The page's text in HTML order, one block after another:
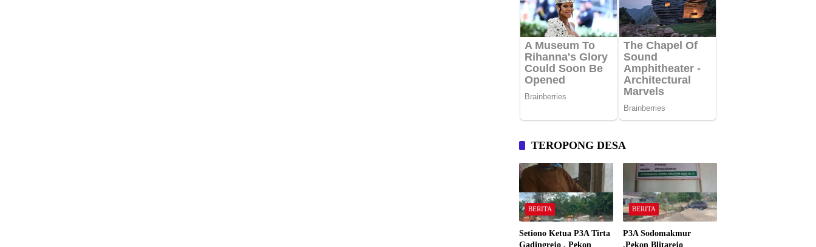
TEROPONG DESA
BERITA
Setiono Ketua P3A Tirta
Gadingrejo , Pekon
BERITA
P3A Sodomakmur
,Pekon Blitarejo